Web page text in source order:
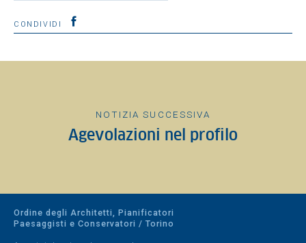
CONDIVIDI
NOTIZIA SUCCESSIVA
Agevolazioni nel profilo
Ordine degli Architetti, Pianificatori
Paesaggisti e Conservatori / Torino